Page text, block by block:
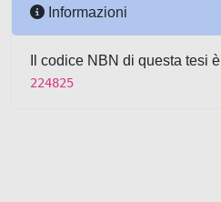
Informazioni
Il codice NBN di questa tesi è
224825